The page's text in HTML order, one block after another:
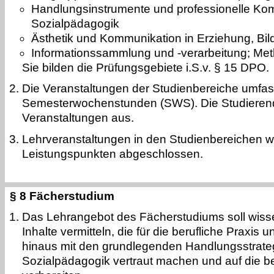
Handlungsinstrumente und professionelle
Sozialpädagogik
Ästhetik und Kommunikation in Erziehung,
Informationssammlung und -verarbeitung;
Sie bilden die Prüfungsgebiete i.S.v. § 15 DPO.
Die Veranstaltungen der Studienbereiche
Semesterwochenstunden (SWS). Die
Veranstaltungen aus.
Lehrveranstaltungen in den Studienbereichen
Leistungspunkten abgeschlossen.
§ 8 Fächerstudium
Das Lehrangebot des Fächerstudiums soll
Inhalte vermitteln, die für die berufliche Praxis
hinaus mit den grundlegenden
Sozialpädagogik vertraut machen und auf die